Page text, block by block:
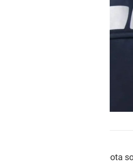
na območju PU Murska Sobota